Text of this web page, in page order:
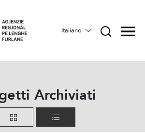
Italiano
Archiviati